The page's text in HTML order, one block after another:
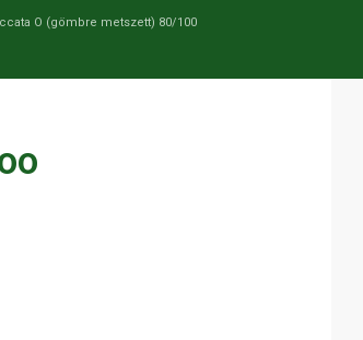
O (gömbre metszett) 80/100